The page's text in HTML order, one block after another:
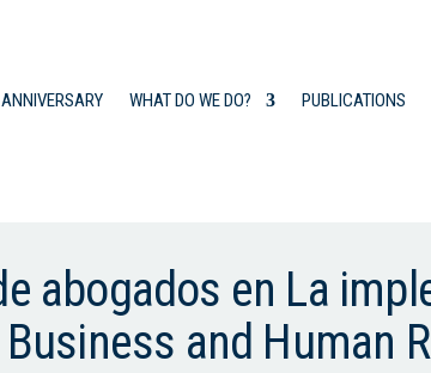
WHAT DO WE DO? PUBLICATIONS
abogados en La
and Human